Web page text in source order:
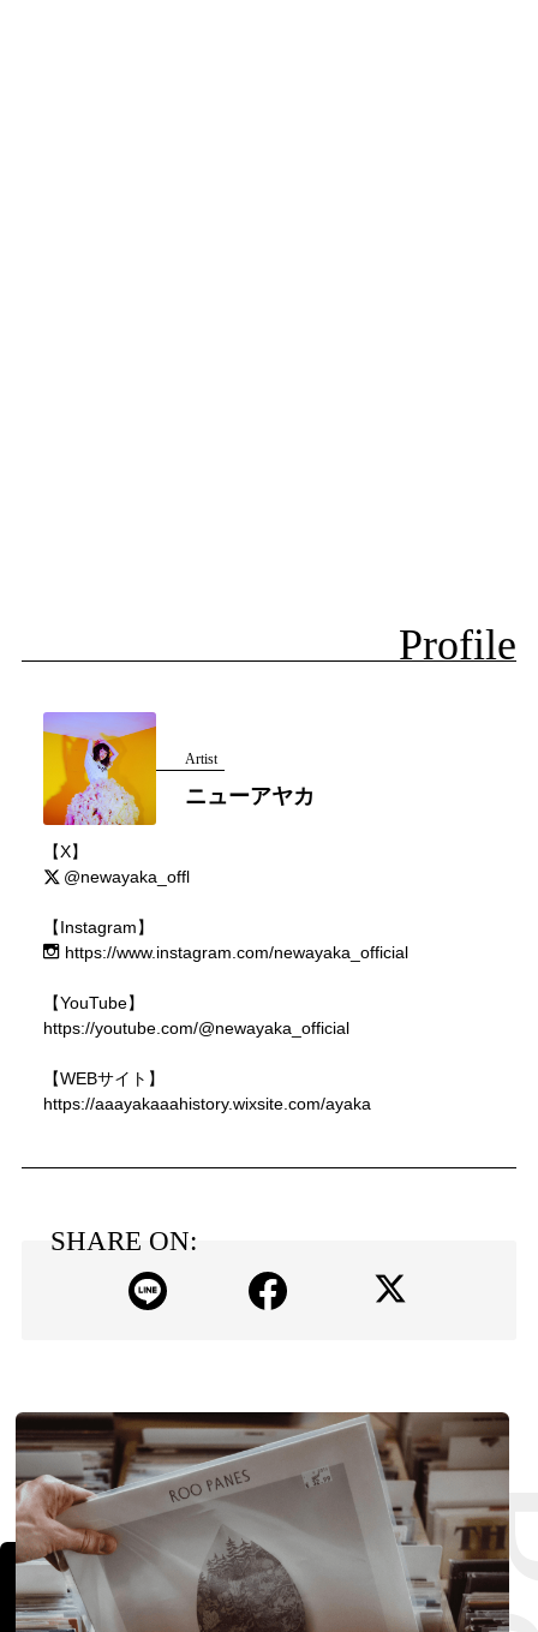
Profile
Artist
ニューアヤカ
【X】
@newayaka_offl
【Instagram】
https://www.instagram.com/newayaka_official
【YouTube】
https://youtube.com/@newayaka_official
【WEBサイト】
https://aaayakaaahistory.wixsite.com/ayaka
SHARE ON: